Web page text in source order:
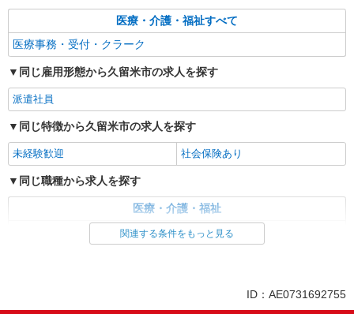
医療・介護・福祉すべて
医療事務・受付・クラーク
同じ雇用形態から久留米市の求人を探す
派遣社員
同じ特徴から久留米市の求人を探す
未経験歓迎 社会保険あり
同じ職種から求人を探す
医療・介護・福祉
医療事務・受付・クラーク関連する条件をもっと見る
ID：AE0731692755